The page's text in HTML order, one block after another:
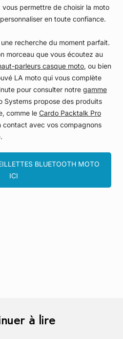
permettre de choisir la moto
en toute confiance.
recherche du moment parfait.
morceau que vous écoutez au
parleurs casque moto, ou bien
LA moto qui vous complète
pour consulter notre gamme
Systems propose des produits
comme le Cardo Packtalk Pro
contact avec vos compagnons
BLUETOOTH MOTO
ICI
à lire